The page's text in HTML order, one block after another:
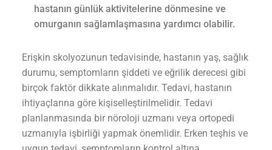
hastanın günlük aktivitelerine dönmesine ve
omurganın sağlamlaşmasına yardımcı olabilir.
Erişkin skolyozunun tedavisinde, hastanın yaş, sağlık
durumu, semptomların şiddeti ve eğrilik derecesi gibi
birçok faktör dikkate alınmalıdır. Tedavi, hastanın
ihtiyaçlarına göre kişiselleştirilmelidir. Tedavi
planlanmasında bir nöroloji uzmanı veya ortopedi
uzmanıyla işbirliği yapmak önemlidir. Erken teşhis ve